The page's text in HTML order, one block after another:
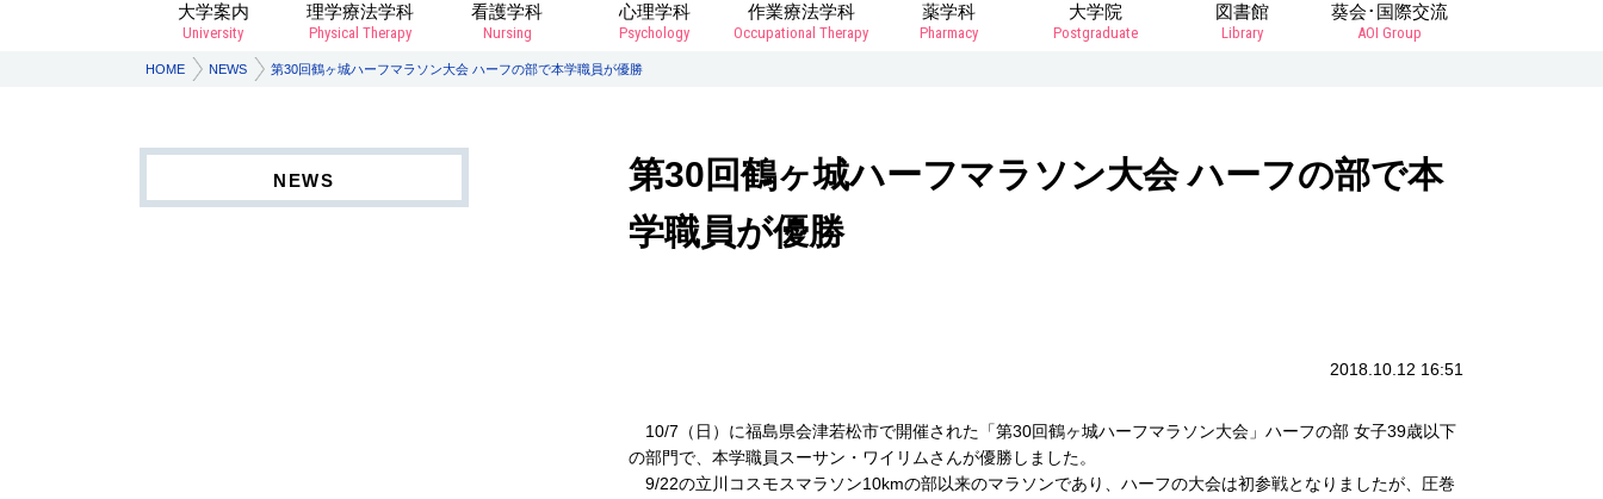
大学案内
University
理学療法学科
Physical Therapy
看護学科
Nursing
心理学科
Psychology
作業療法学科
Occupational Therapy
薬学科
Pharmacy
大学院
Postgraduate
図書館
Library
葵会･国際交流
AOI Group
HOME NEWS 第30回鶴ヶ城ハーフマラソン大会 ハーフの部で本学職員が優勝
第30回鶴ヶ城ハーフマラソン大会 ハーフの部で本
学職員が優勝
2018.10.12 16:51
10/7（日）に福島県会津若松市で開催された「第30回鶴ヶ城ハーフマラソン大会」ハーフの部 女子39歳以下
の部門で、本学職員スーサン・ワイリムさんが優勝しました。
9/22の立川コスモスマラソン10kmの部以来のマラソンであり、ハーフの大会は初参戦となりましたが、圧巻
NEWS